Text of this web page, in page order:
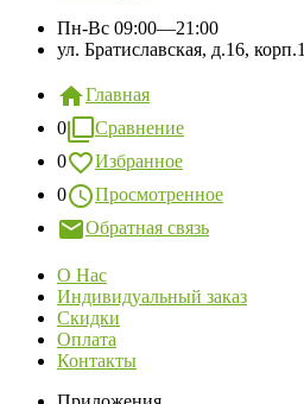
Пн-Вс 09:00—21:00
ул. Братиславская, д.16, корп.1
Главная
0
Сравнение
0
Избранное
0
Просмотренное
Обратная связь
О Нас
Индивидуальный заказ
Скидки
Оплата
Контакты